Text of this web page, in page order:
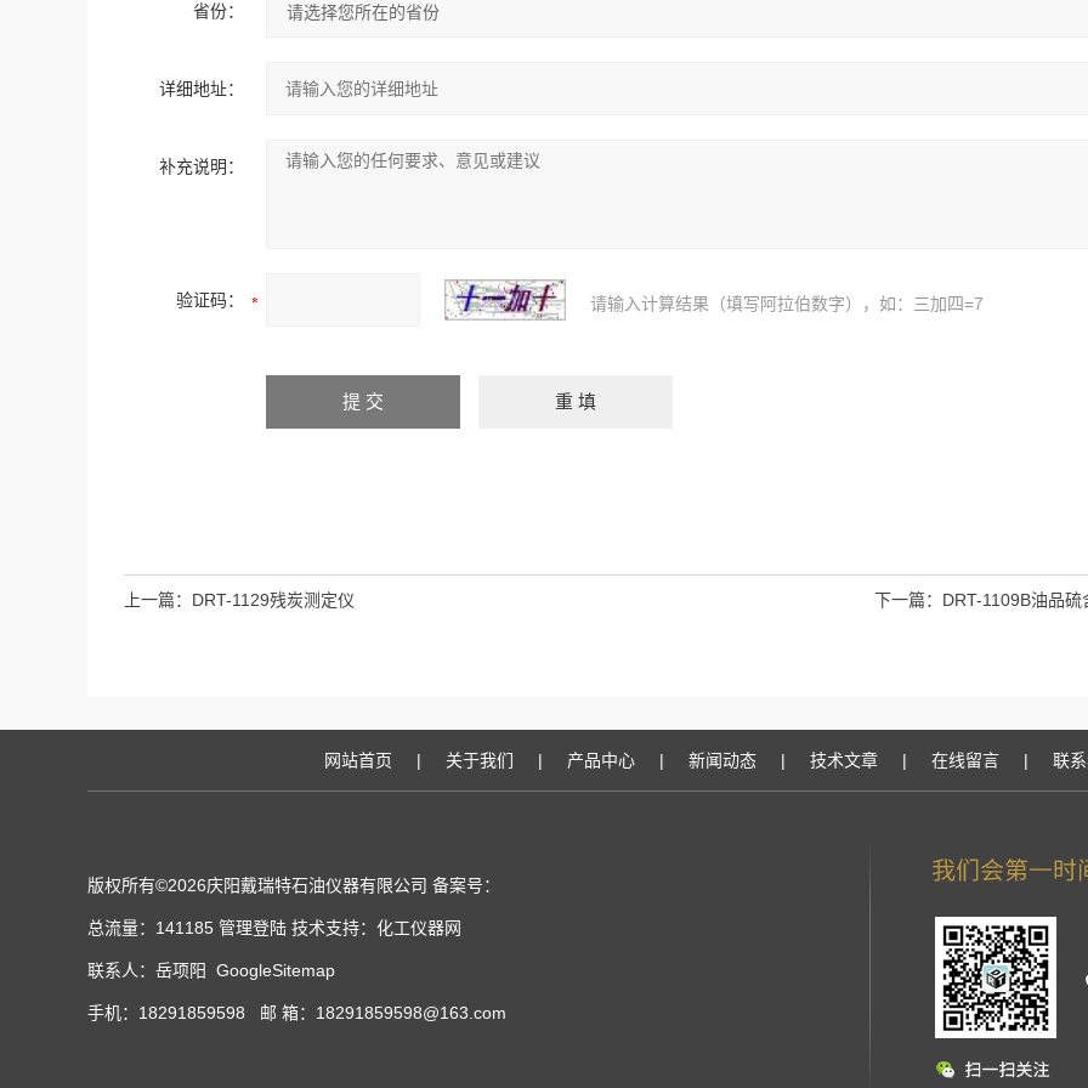
省份：
详细地址：
补充说明：
验证码： 请输入计算结果（填写阿拉伯数字），如：三加四=7
上一篇： DRT-1129残炭测定仪 下一篇： DRT-1109B油品硫
网站首页 | 关于我们 | 产品中心 | 新闻动态 | 技术文章 | 在线留言 | 联
版权所有©2026庆阳戴瑞特石油仪器有限公司 备案号：
总流量：141185 管理登陆 技术支持： 化工仪器网
联系人：岳项阳 GoogleSitemap
手机：18291859598 邮 箱：18291859598@163.com